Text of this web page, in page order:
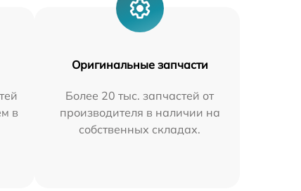
в
Оригинальные запчасти
Более 20 тыс. запчастей от
производителя в наличии на
собственных складах.